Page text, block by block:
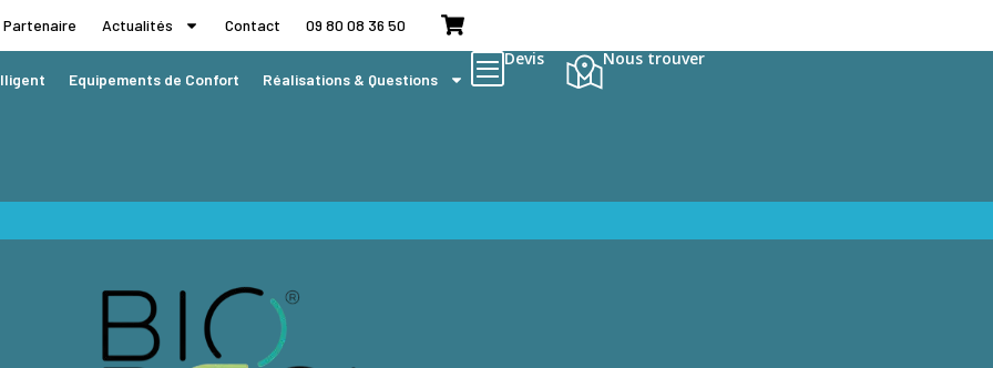
Partenaire Actualités Contact 09 80 08 36 50
Equipements de Confort Réalisations & Questions
Devis Nous trouver